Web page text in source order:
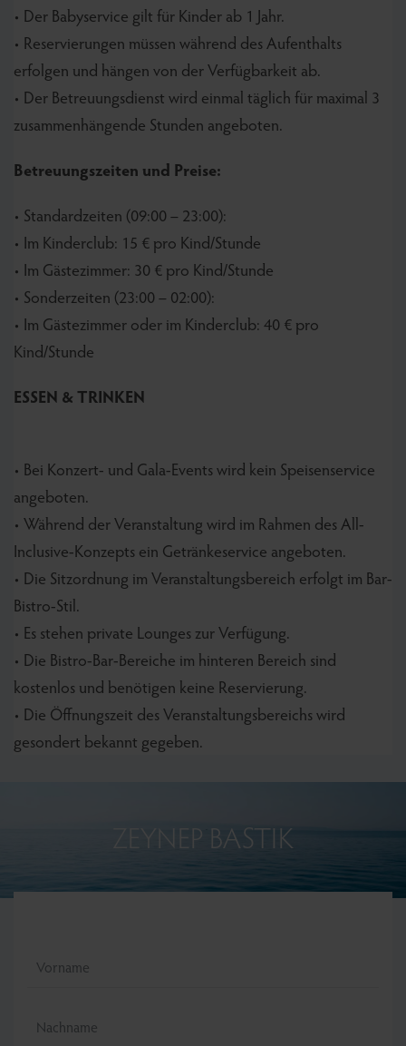
• Der Babyservice gilt für Kinder ab 1 Jahr.
• Reservierungen müssen während des Aufenthalts
erfolgen und hängen von der Verfügbarkeit ab.
• Der Betreuungsdienst wird einmal täglich für maximal 3
zusammenhängende Stunden angeboten.
Betreuungszeiten und Preise:
• Standardzeiten (09:00 – 23:00):
• Im Kinderclub: 15 € pro Kind/Stunde
• Im Gästezimmer: 30 € pro Kind/Stunde
• Sonderzeiten (23:00 – 02:00):
• Im Gästezimmer oder im Kinderclub: 40 € pro
Kind/Stunde
ESSEN & TRINKEN
• Bei Konzert- und Gala-Events wird kein Speisenservice
angeboten.
• Während der Veranstaltung wird im Rahmen des All-
Inclusive-Konzepts ein Getränkeservice angeboten.
• Die Sitzordnung im Veranstaltungsbereich erfolgt im Bar-
Bistro-Stil.
• Es stehen private Lounges zur Verfügung.
• Die Bistro-Bar-Bereiche im hinteren Bereich sind
kostenlos und benötigen keine Reservierung.
• Die Öffnungszeit des Veranstaltungsbereichs wird
gesondert bekannt gegeben.
ZEYNEP BASTIK